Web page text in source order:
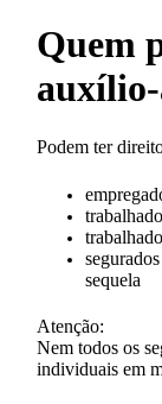
Quem
Podem ter
sequela
Atenção:
Nem todos os
individuais em